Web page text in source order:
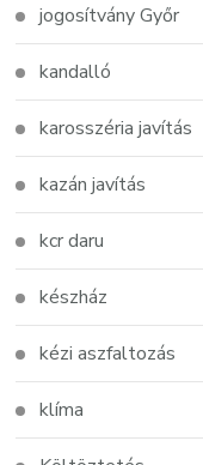
jogosítvány Győr
kandalló
karosszéria javítás
kazán javítás
kcr daru
készház
kézi aszfaltozás
klíma